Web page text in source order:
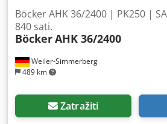
Weiler-Simmerberg
489 km
Böcker AHK 36/2400 | PK250 |
840 sati.
BöckerAHK 36/2400
Zatražiti